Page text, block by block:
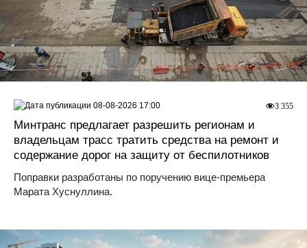
Минтранс предлагает разрешить регионам и
владельцам трасс тратить средства на ремонт и
содержание дорог на защиту от беспилотников
Поправки разработаны по поручению вице-премьера
Марата Хуснуллина.
3 355
08-08-2026 17:00